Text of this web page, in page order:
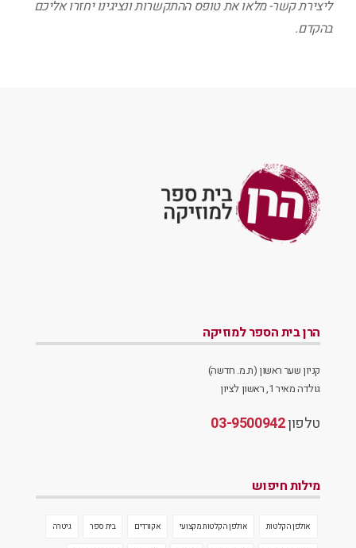
ליצירת קשר- מלאו את טופס ההתקשרות ונציגינו יחזרו אליכם
בהקדם.
הרן בית הספר למוזיקה
קניון שער ראשון (ת.מ. חדשה)
גולדה מאיר 1, ראשון לציון
טלפון03-9500942
מילות חיפוש
אולפן הקלטות אולפן הקלטות מקצועי אקורדים בית ספר גיטרה